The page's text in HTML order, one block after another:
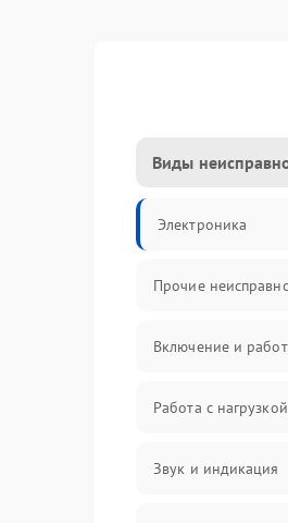
Виды
Электроника
Прочие
Включение и
Работа с нагрузкой
Звук и индикация